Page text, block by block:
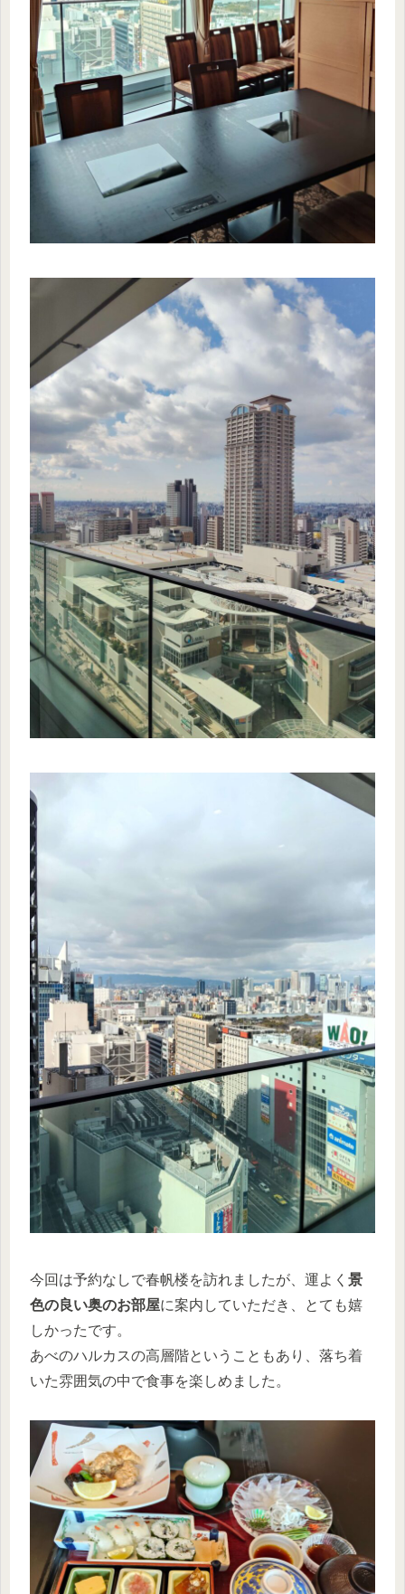
今回は予約なしで春帆楼を訪れましたが、運よく 景
色の良い奥のお部屋に案内していただき、とても嬉
しかったです。
あべのハルカスの高層階ということもあり、落ち着
いた雰囲気の中で食事を楽しめました。